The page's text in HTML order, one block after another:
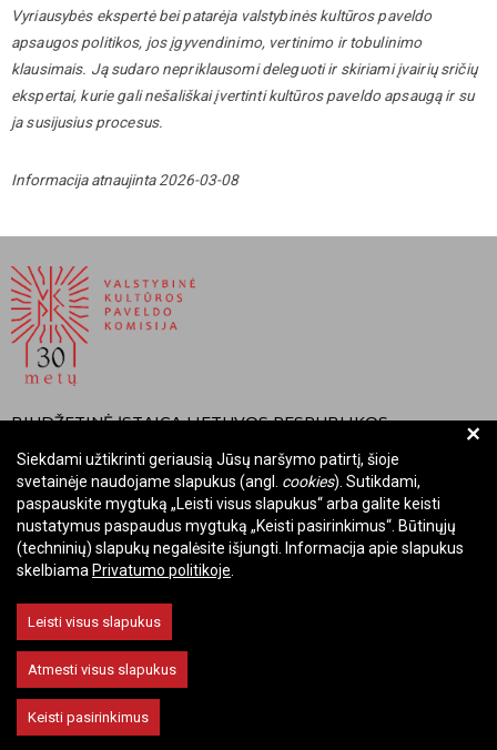
Vyriausybės ekspertė bei patarėja valstybinės kultūros paveldo
apsaugos politikos, jos įgyvendinimo, vertinimo ir tobulinimo
klausimais. Ją sudaro nepriklausomi deleguoti ir skiriami įvairių sričių
ekspertai, kurie gali nešališkai įvertinti kultūros paveldo apsaugą ir su
ja susijusius procesus.
Informacija atnaujinta 2026-03-08
BIUDŽETINĖ ĮSTAIGA LIETUVOS RESPUBLIKOS
VALSTYBINĖ KULTŪROS PAVELDO KOMISIJA
Įmonės kodas: Juridinių asmenų registre 288700520
Adresas: Rūdninkų g. 13, 01135 Vilnius
Telefonas: +370 699 13972
El. paštas: komisija@vkpk.lt
BENDRAUKIME
Keisti slapukų nustatymus
+
Siekdami užtikrinti geriausią Jūsų naršymo patirtį, šioje
svetainėje naudojame slapukus (angl. cookies). Sutikdami,
paspauskite mygtuką „Leisti visus slapukus“ arba galite keisti
nustatymus paspaudus mygtuką „Keisti pasirinkimus“. Būtinųjų
(techninių) slapukų negalėsite išjungti. Informacija apie slapukus
skelbiama Privatumo politikoje
Leisti visus slapukus
Atmesti visus slapukus
Keisti pasirinkimus